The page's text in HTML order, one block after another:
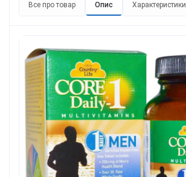
Все про товар Опис Характеристики